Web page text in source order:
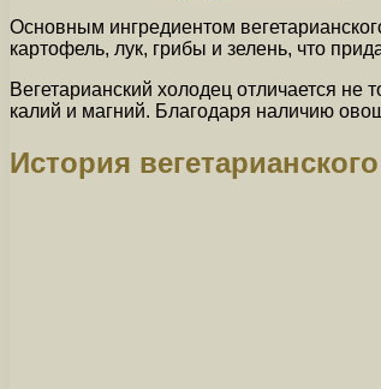
Основным ингредиентом
картофель, лук, грибы и зелень, что
Вегетарианский холодец отличается
калий и магний. Благодаря наличию
История